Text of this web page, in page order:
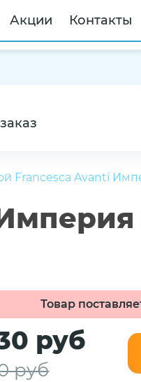
Акции Контакты
Francesca Avanti
Товар
руб
руб